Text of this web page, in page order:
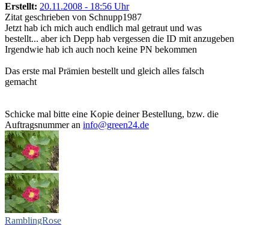
Erstellt: 20.11.2008 - 18:56 Uhr
Zitat geschrieben von Schnupp1987
Jetzt hab ich mich auch endlich mal getraut und was
bestellt... aber ich Depp hab vergessen die ID mit anzugeben
Irgendwie hab ich auch noch keine PN bekommen
Das erste mal Prämien bestellt und gleich alles falsch
gemacht
Schicke mal bitte eine Kopie deiner Bestellung, bzw. die
Auftragsnummer an info@green24.de
RamblingRose